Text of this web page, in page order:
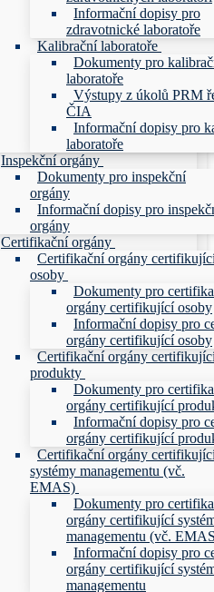
Informační dopisy pro
zdravotnické laboratoře
Kalibrační laboratoře
Dokumenty pro
laboratoře
Výstupy z úkolů PRM
ČIA
Informační dopisy pro
laboratoře
Inspekční orgány
Dokumenty pro inspekční
orgány
Informační dopisy pro
orgány
Certifikační orgány
Certifikační orgány
osoby
Dokumenty pro
orgány certifikující osoby
Informační dopisy pro
orgány certifikující osoby
Certifikační orgány
produkty
Dokumenty pro
orgány certifikující
Informační dopisy pro
orgány certifikující
Certifikační orgány
systémy managementu (vč.
EMAS)
Dokumenty pro
orgány certifikující
managementu (vč.
Informační dopisy pro
orgány certifikující
managementu